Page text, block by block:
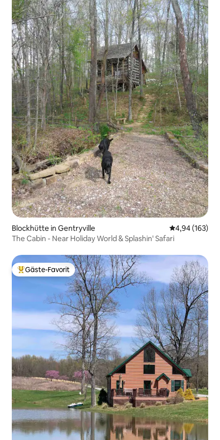
Blockhütte in Gentryville
4,94 (163)
The Cabin - Near Holiday World & Splashin' Safari
Beliebter Gäste-Favorit.
Gäste-Favorit